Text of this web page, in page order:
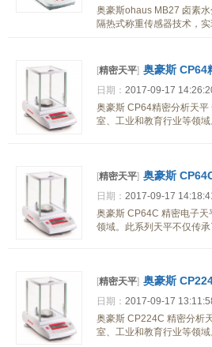
奥豪斯ohaus MB27 卤素
隔热式称重传感器技术，
[精密天平] 奥豪斯 CP64
日期： 2017-09-17
奥豪斯 CP64精密分析天
室、工业和教育行业等领
[精密天平] 奥豪斯
日期： 2017-09-17
奥豪斯 CP64C 精密电子
领域。此系列天平不仅传
[精密天平] 奥豪斯
日期： 2017-09-17
奥豪斯 CP224C 精密分析
室、工业和教育行业等领